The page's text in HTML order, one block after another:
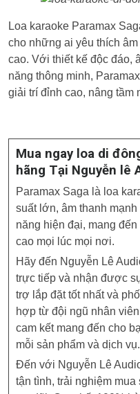
Loa karaoke Paramax
cho những ai yêu thích
cao. Với thiết kế độc đáo,
năng thông minh,
giải trí đỉnh cao, nâng tầm
Mua ngay loa di
hãng Tại Nguyễn lê
Paramax Saga là loa
suất lớn, âm thanh
năng hiện đại, mang
cao mọi lúc mọi nơi.
Hãy đến Nguyễn Lê
trực tiếp và nhận được
trợ lắp đặt tốt nhất và
hợp từ đội ngũ nhân
cam kết mang đến cho
mỗi sản phẩm và dịch vụ.
Đến với Nguyễn Lê
tận tình, trải nghiệm